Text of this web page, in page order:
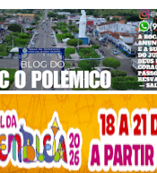
Pular para o conteúdo